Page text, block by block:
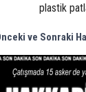
plastik
ve Sonraki